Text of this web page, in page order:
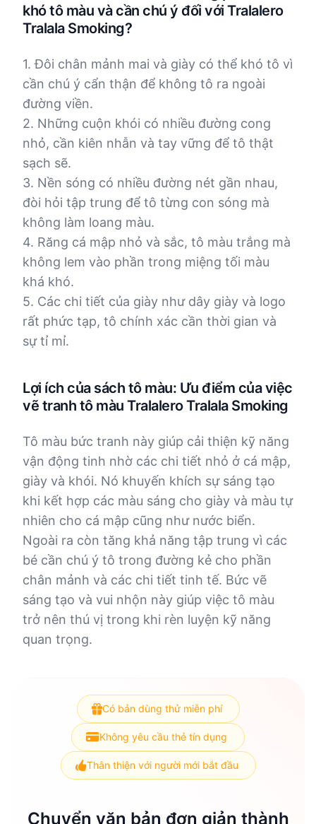
khó tô màu và cần chú ý đối với Tralalero
Tralala Smoking?
1. Đôi chân mảnh mai và giày có thể khó tô vì
cần chú ý cẩn thận để không tô ra ngoài
đường viền.
2. Những cuộn khói có nhiều đường cong
nhỏ, cần kiên nhẫn và tay vững để tô thật
sạch sẽ.
3. Nền sóng có nhiều đường nét gần nhau,
đòi hỏi tập trung để tô từng con sóng mà
không làm loang màu.
4. Răng cá mập nhỏ và sắc, tô màu trắng mà
không lem vào phần trong miệng tối màu
khá khó.
5. Các chi tiết của giày như dây giày và logo
rất phức tạp, tô chính xác cần thời gian và
sự tỉ mỉ.
Lợi ích của sách tô màu: Ưu điểm của việc
vẽ tranh tô màu Tralalero Tralala Smoking
Tô màu bức tranh này giúp cải thiện kỹ năng
vận động tinh nhờ các chi tiết nhỏ ở cá mập,
giày và khói. Nó khuyến khích sự sáng tạo
khi kết hợp các màu sáng cho giày và màu tự
nhiên cho cá mập cũng như nước biển.
Ngoài ra còn tăng khả năng tập trung vì các
bé cần chú ý tô trong đường kẻ cho phần
chân mảnh và các chi tiết tinh tế. Bức vẽ
sáng tạo và vui nhộn này giúp việc tô màu
trở nên thú vị trong khi rèn luyện kỹ năng
quan trọng.
Có bản dùng thử miễn phí
Không yêu cầu thẻ tín dụng
Thân thiện với người mới bắt đầu
Chuyển văn bản đơn giản thành